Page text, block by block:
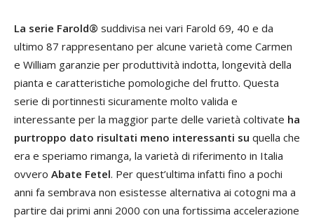
La serie Farold® suddivisa nei vari Farold 69, 40 e da
ultimo 87 rappresentano per alcune varietà come Carmen
e William garanzie per produttività indotta, longevità della
pianta e caratteristiche pomologiche del frutto. Questa
serie di portinnesti sicuramente molto valida e
interessante per la maggior parte delle varietà coltivate ha
purtroppo dato risultati meno interessanti su quella che
era e speriamo rimanga, la varietà di riferimento in Italia
ovvero Abate Fetel. Per quest’ultima infatti fino a pochi
anni fa sembrava non esistesse alternativa ai cotogni ma a
partire dai primi anni 2000 con una fortissima accelerazione